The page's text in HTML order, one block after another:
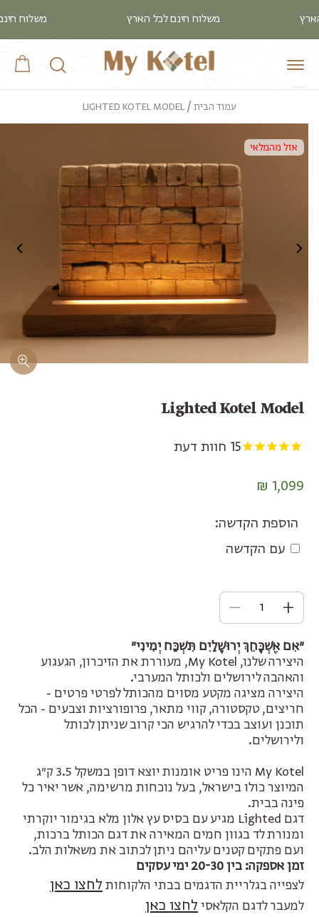
משלוח חינם לכל הארץ הארץ
עֲגָלָה
עמוד הבית LIGHTED KOTEL MODEL
דלג
לפרטי
המוצר
אזל מהמלאי
Lighted Kotel Model
15 חוות דעת
מחיר
1,099 ₪
הוספת הקדשה:
עם הקדשה
עלות הקדשה בתוספת
הגדל
עבור
Lighted
Kotel
Model
עבור
Lighted
Kotel
Model
״אִם אֶשְׁכָּחֵךְ יְרוּשָׁלַיִם תִּשְׁכַּח יְמִינִי״
היצירה שלנו, My Kotel, מעוררת את הזיכרון, הגעגוע
והאהבה לירושלים ולכותל המערבי.
היצירה מציגה מקטע מסוים מהכותל לפרטי פרטים -
חריצים, טקסטורה, קווי מתאר, פרופורציות וצבעים - הכל
תוכנן ועוצב בכדי להרגיש הכי קרוב שניתן לכותל
ולירושלים.
My Kotel הינו פריט אומנות יוצא דופן במשקל 3.5 ק״ג
המיוצר כולו בישראל, בעל נוכחות מרשימה, אשר יאיר כל
פינה בבית.
דגם Lighted מגיע עם בסיס עץ אלון מלא בגימור יוקרתי
ומנורת לד בגוון חמים המאירה את דגם הכותל ברכות,
ועם פתקים קטנים עליהם ניתן לכתוב את משאלות הלב.
זמן אספקה: בין 20-30 ימי עסקים
לצפייה בגלריית הדגמים בבתי הלקוחותלחצו כאן
למעבר לדגם הקלאסילחצו כאן